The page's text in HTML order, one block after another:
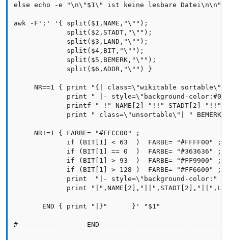
else echo -e "\n\"$1\" ist keine lesbare
awk -F';' '{ split($1,NAME,"\"");
             split($2,STADT,"\"");
             split($3,LAND,"\"");
             split($4,BIT,"\"");
             split($5,BEMERK,"\"");
             split($6,ADDR,"\"") }
NR==1 { print "{| class=\"wikitable sortable\"
print " |- style=\"background-
printf " !" NAME[2] "!!" STADT[2] "!!"
print " class=\"unsortable\"| "
     NR!=1 { FARBE= "#FFCC00" ;
             if (BIT[1] < 63  )  FARBE= "#FFFF00" ;
             if (BIT[1] == 0  )  FARBE= "#363636" ;
             if (BIT[1] > 93  )  FARBE= "#FF9900" ;
             if (BIT[1] > 128 )  FARBE= "#FF6600" ;
print  "|- style=\"background-color:"
print
       END { print "|}"      }' "$1"
#-----------------